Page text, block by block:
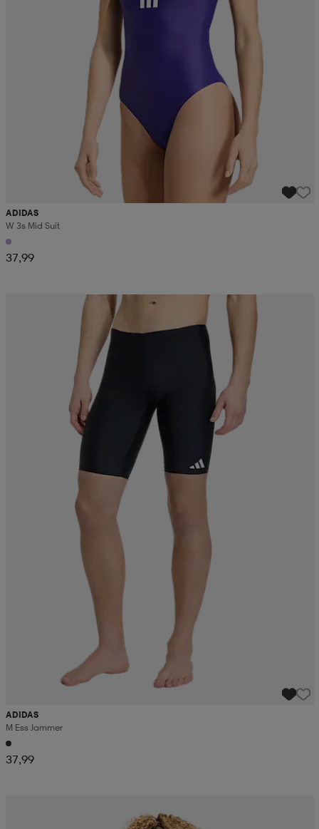
ADIDAS
W 3s Mid Suit
37,99
ADIDAS
M Ess Jammer
37,99